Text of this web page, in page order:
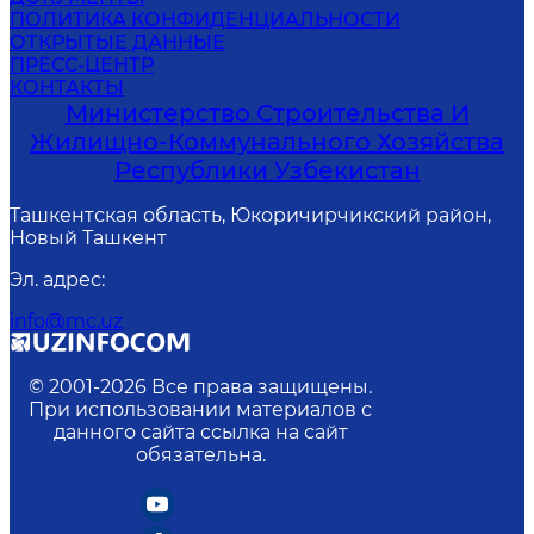
ПОЛИТИКА КОНФИДЕНЦИАЛЬНОСТИ
ОТКРЫТЫЕ ДАННЫЕ
ПРЕСС-ЦЕНТР
КОНТАКТЫ
Министерство Строительства И
Жилищно-Коммунального Хозяйства
Республики Узбекистан
Ташкентская область, Юкоричирчикский район,
Новый Ташкент
Эл. адрес:
info@mc.uz
© 2001-2026 Все права защищены.
При использовании материалов с
данного сайта ссылка на сайт
обязательна.